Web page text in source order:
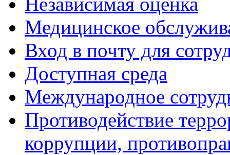
Медицинское
Вход в почту для
Доступная среда
Международное
Противодействие
коррупции,